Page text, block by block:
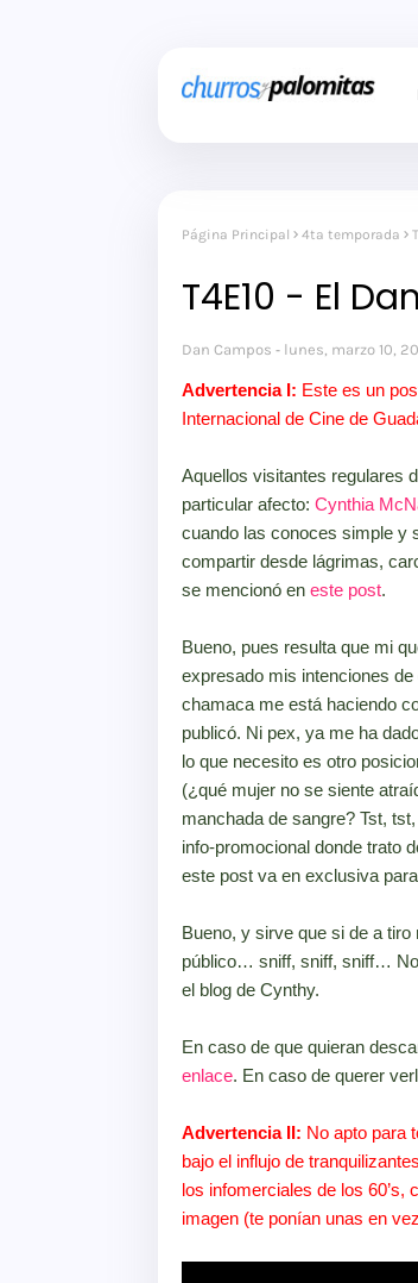
Página Principal 4ta temporada
T4E10 - El
Dan Campos lunes, marzo 10,
Advertencia I: Este es un
Internacional de Cine de
Aquellos visitantes regulares
particular afecto: Cynthia
cuando las conoces simple y
compartir desde lágrimas,
se mencionó en este post.
Bueno, pues resulta que mi
expresado mis intenciones
chamaca me está haciendo
publicó. Ni pex, ya me ha
lo que necesito es otro
(¿qué mujer no se siente
manchada de sangre? Tst,
info-promocional donde trato
este post va en exclusiva
Bueno, y sirve que si de a
público… sniff, sniff, sniff… No
el blog de Cynthy.
En caso de que quieran
enlace. En caso de querer
Advertencia II: No apto para
bajo el influjo de
los infomerciales de los
imagen (te ponían unas en